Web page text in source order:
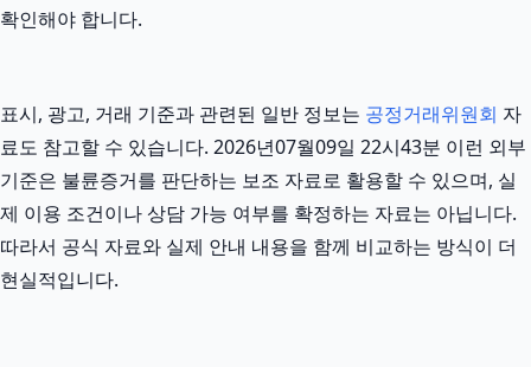
확인해야 합니다.
표시, 광고, 거래 기준과 관련된 일반 정보는 공정거래위원회 자
료도 참고할 수 있습니다. 2026년07월09일 22시43분 이런 외부
기준은 불륜증거를 판단하는 보조 자료로 활용할 수 있으며, 실
제 이용 조건이나 상담 가능 여부를 확정하는 자료는 아닙니다.
따라서 공식 자료와 실제 안내 내용을 함께 비교하는 방식이 더
현실적입니다.